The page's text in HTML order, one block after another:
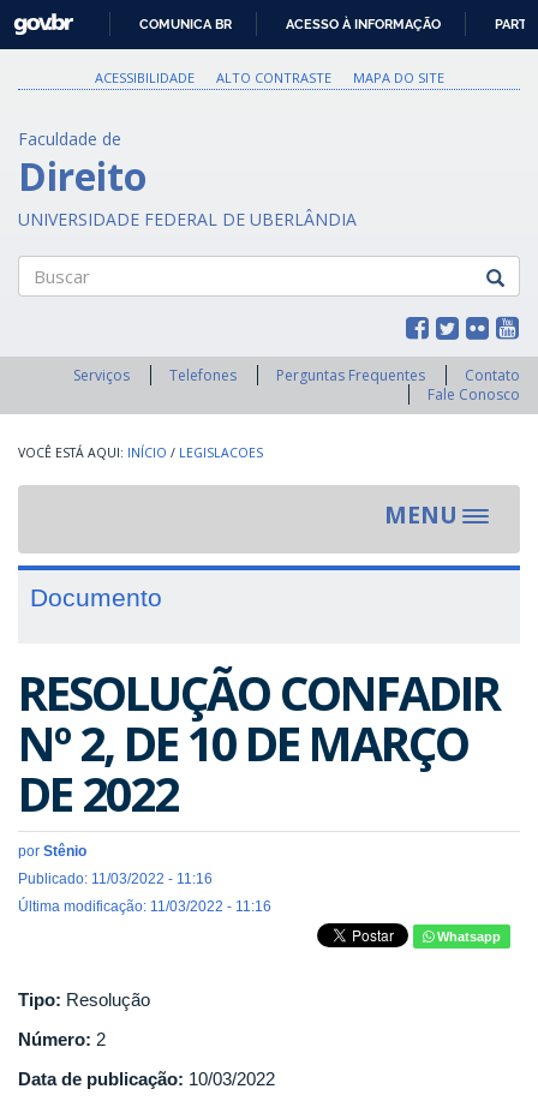
PARA
O
GOVBR
COMUNICA BR ACESSO À INFORMAÇÃO
ACESSIBILIDADE ALTO CONTRASTE MAPA DO SITE
Faculdade de
Direito
UNIVERSIDADE FEDERAL DE UBERLÂNDIA
Serviços Telefones Perguntas Frequentes
Contato
Fale Conosco
INÍCIO / LEGISLACOES
MENU
Toggle
Documento
RESOLUÇÃO CONFADIR
Nº 2, DE 10 DE MARÇO
DE 2022
por Stênio
Publicado: 11/03/2022 - 11:16
Última modificação: 11/03/2022 - 11:16
Whatsapp
Tipo: Resolução
Número: 2
Data de publicação: 10/03/2022